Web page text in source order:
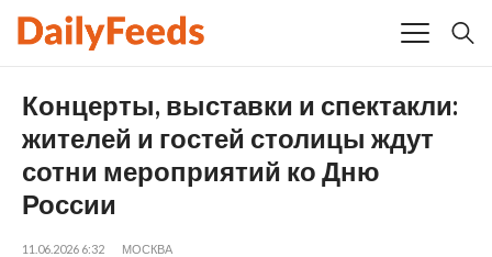
Концерты, выставки и спектакли:
жителей и гостей столицы ждут
сотни мероприятий ко Дню
России
11.06.2026 6:32 МОСКВА